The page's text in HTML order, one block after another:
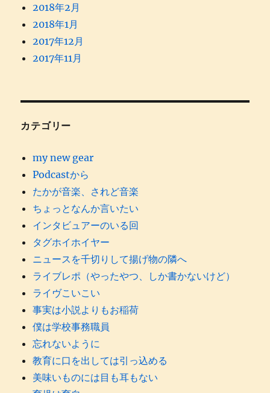
2018年2月
2018年1月
2017年12月
2017年11月
カテゴリー
my new gear
Podcastから
たかが音楽、されど音楽
ちょっとなんか言いたい
インタビュアーのいる回
タグホイホイヤー
ニュースを千切りして揚げ物の隣へ
ライブレポ（やったやつ、しか書かないけど）
ライヴこいこい
事実は小説よりもお稲荷
僕は学校事務職員
忘れないように
教育に口を出しては引っ込める
美味いものには目も耳もない